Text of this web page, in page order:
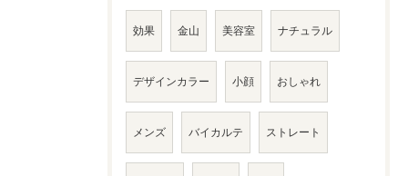
効果 金山 美容室 ナチュラル
デザインカラー 小顔 おしゃれ
メンズ バイカルテ ストレート